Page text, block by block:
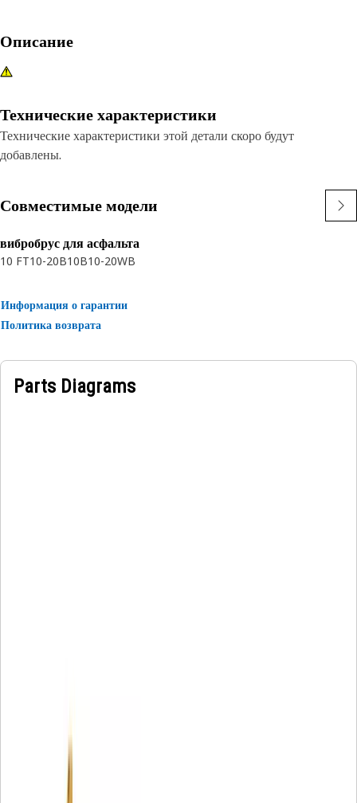
Описание
Технические характеристики
Технические характеристики этой детали скоро будут
добавлены.
Совместимые модели
вибробрус для асфальта
10 FT10-20B10B10-20WB
Информация о гарантии
Политика возврата
Parts Diagrams